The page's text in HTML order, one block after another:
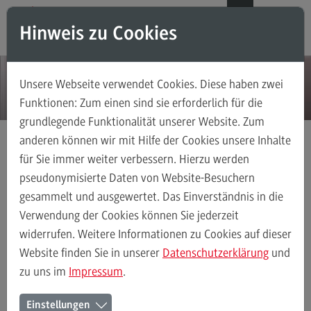
Direkt zum Inhalt
Direkt zum Hauptmenu
Direkt zum Footer
Modul-O-Mat
Masterstudiengänge
Accounting, Controlling, Taxation
Accounting, Controlling, Taxation
Modulangebot
Berufsperspektiven
Kontakt
Advanced Practice in Healthcare
Advanced Practice in Healthcare
Rahmenbedingungen
Aktuelles Detail
Hinweis zu Cookies
Unsere Webseite verwendet Cookies. Diese haben zwei
Funktionen: Zum einen sind sie erforderlich für die
grundlegende Funktionalität unserer Website. Zum
anderen können wir mit Hilfe der Cookies unsere Inhalte
für Sie immer weiter verbessern. Hierzu werden
pseudonymisierte Daten von Website-Besuchern
gesammelt und ausgewertet. Das Einverständnis in die
Verwendung der Cookies können Sie jederzeit
widerrufen. Weitere Informationen zu Cookies auf dieser
Website finden Sie in unserer Datenschutzerklärung und
zu uns im Impressum.
Einstellungen